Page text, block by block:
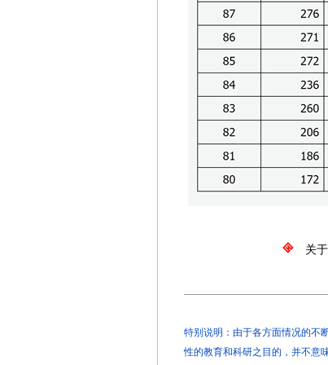
关于
特别说明：由于各方面情况的不
性的教育和科研之目的，并不意